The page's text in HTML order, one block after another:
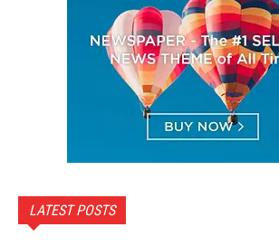
LATEST POSTS